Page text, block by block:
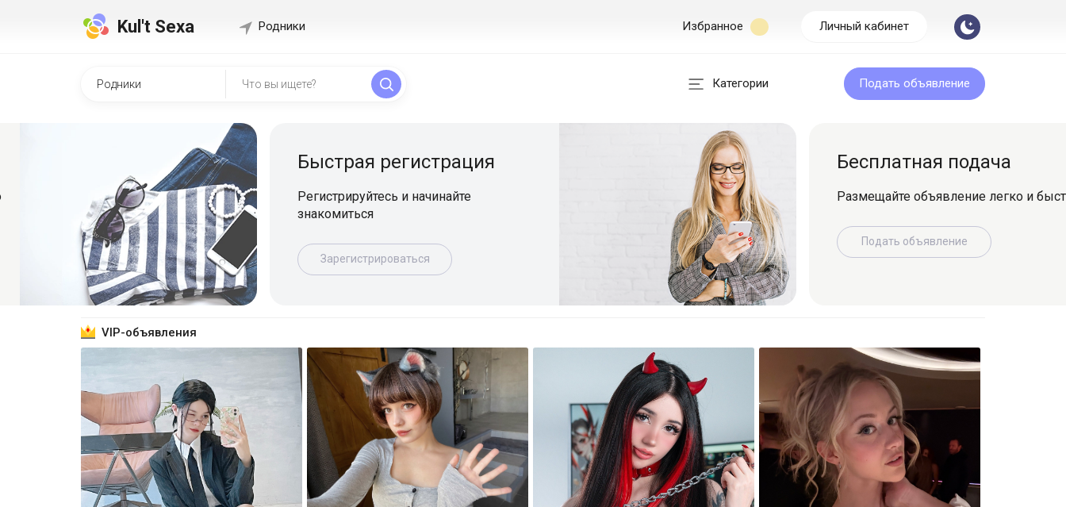
Kul't Sexa Родники Избранное Личный кабинет
Категории Подать объявление
Быстрая регистрация
Регистрируйтесь и начинайте
знакомиться
Зарегистрироваться
Бесплатная подача
Размещайте объявление легко и
Подать объявление
VIP-объявления